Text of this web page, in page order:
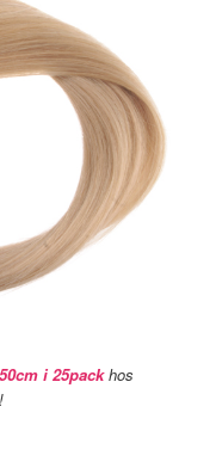
i 25packhos